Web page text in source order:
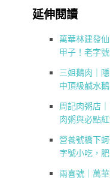
延伸閱讀
萬華林建發
甲子！老字
三姐鵝肉｜
中頂級鹹水
周記肉粥店
肉粥與必點
營養號橋下
字號小吃，
兩喜號｜萬